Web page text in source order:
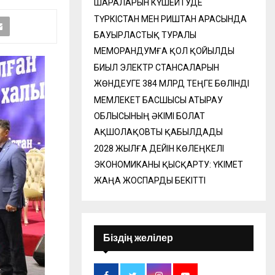
ШАРАЛАРЫН КҮШЕЙТУДЕ
ТҮРКІСТАН МЕН РИШТАН АРАСЫНДА
БАУЫРЛАСТЫҚ ТУРАЛЫ
МЕМОРАНДУМҒА ҚОЛ ҚОЙЫЛДЫ
БИЫЛ ЭЛЕКТР СТАНСАЛАРЫН
ЖӨНДЕУГЕ 384 МЛРД ТЕҢГЕ БӨЛІНДІ
МЕМЛЕКЕТ БАСШЫСЫ АТЫРАУ
ОБЛЫСЫНЫҢ ӘКІМІ БОЛАТ
АҚШОЛАҚОВТЫ ҚАБЫЛДАДЫ
2028 ЖЫЛҒА ДЕЙІН КӨЛЕҢКЕЛІ
ЭКОНОМИКАНЫ ҚЫСҚАРТУ: ҮКІМЕТ
ЖАҢА ЖОСПАРДЫ БЕКІТТІ
Біздің желілер